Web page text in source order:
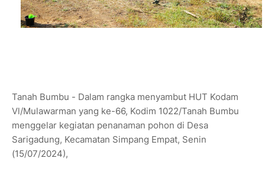
Tanah Bumbu - Dalam rangka menyambut HUT Kodam
Vl/Mulawarman yang ke-66, Kodim 1022/Tanah Bumbu
menggelar kegiatan penanaman pohon di Desa
Sarigadung, Kecamatan Simpang Empat, Senin
(15/07/2024),